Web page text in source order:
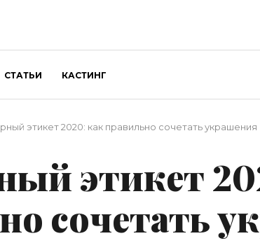
СТАТЬИ КАСТИНГ
этикет 2020: как правильно сочетать украшения
этикет
сочетать